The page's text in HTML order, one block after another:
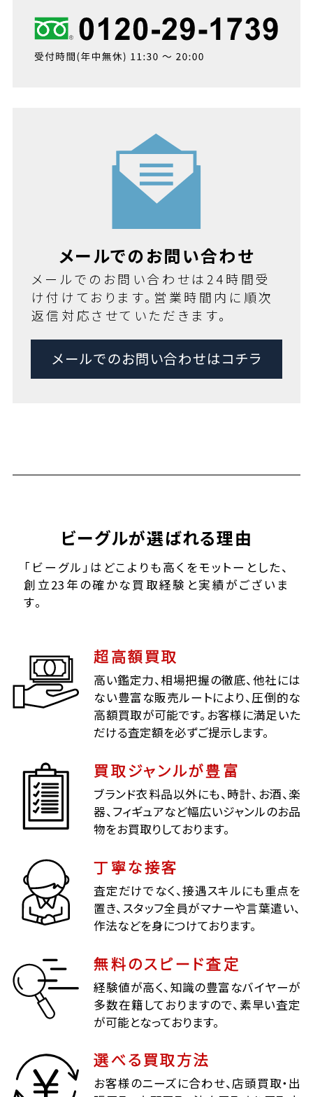
メールでのお問い合わせ
メールでのお問い合わせは24時間受
け付けております。営業時間内に順次
返信対応させていただきます。
メールでのお問い合わせはコチラ
ビーグルが選ばれる理由
「ビーグル」はどこよりも高くをモットーとした、
創立23年の確かな買取経験と実績がございま
す。
超高額買取
高い鑑定力、相場把握の徹底、他社には
ない豊富な販売ルートにより、圧倒的な
高額買取が可能です。お客様に満足いた
だける査定額を必ずご提示します。
買取ジャンルが豊富
ブランド衣料品以外にも、時計、お酒、楽
器、フィギュアなど幅広いジャンルのお品
物をお買取りしております。
丁寧な接客
査定だけでなく、接遇スキルにも重点を
置き、スタッフ全員がマナーや言葉遣い、
作法などを身につけております。
無料のスピード査定
経験値が高く、知識の豊富なバイヤーが
多数在籍しておりますので、素早い査定
が可能となっております。
選べる買取方法
お客様のニーズに合わせ、店頭買取・出